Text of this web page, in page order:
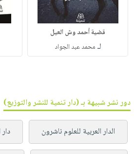
قضية أحمد وش العيل
لـ محمد عبد الجواد
دور نشر شبيهة بـ (دار تنمية للنشر والتوزيع)
الدار العربية للعلوم ناشرون دار